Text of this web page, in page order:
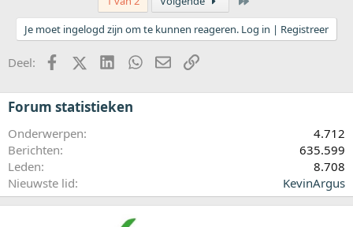
Je moet ingelogd zijn om te kunnen reageren. Log in | Registreer
Deel: FacebookX (Twitter)LinkedInWhatsApp
E-mailkoppeling
Forum statistieken
Onderwerpen
4.712
Berichten
635.599
Leden
8.708
Nieuwste lid
KevinArgus